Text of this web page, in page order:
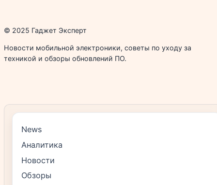
© 2025 Гаджет Эксперт
Новости мобильной электроники, советы по уходу за
техникой и обзоры обновлений ПО.
News
Аналитика
Новости
Обзоры